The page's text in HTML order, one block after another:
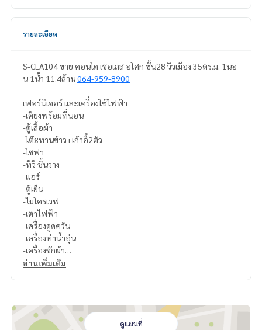
รายละเอียด
S-CLA104 ขาย คอนโด เซอเลส อโศก ชั้น28 วิวเมือง 35ตร.ม. 1นอ
น 1น้ำ 11.4ล้าน064-959-8900
เฟอร์นิเจอร์ และเครื่องใช้ไฟฟ้า
-เตียงพร้อมที่นอน
-ตู้เสื้อผ้า
-โต๊ะทานข้าว+เก้าอี้2ตัว
-โซฟา
-ทีวี ชั้นวาง
-แอร์
-ตู้เย็น
-ไมโครเวฟ
-เตาไฟฟ้า
-เครื่องดูดควัน
-เครื่องทำน้ำอุ่น
-เครื่องซักผ้า
แอดมิน
064-959-8900
แอดมิน094-549-4104
อ่านเพิ่มเติม
ดูแผนที่